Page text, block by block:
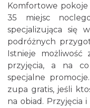
Komfortowe pokoje
35 miejsc
specjalizująca się
podróżnych
Istnieje możliwość
przyjęcia, a na
specjalne
zupa gratis, jeśli
na obiad. Przyjęcia